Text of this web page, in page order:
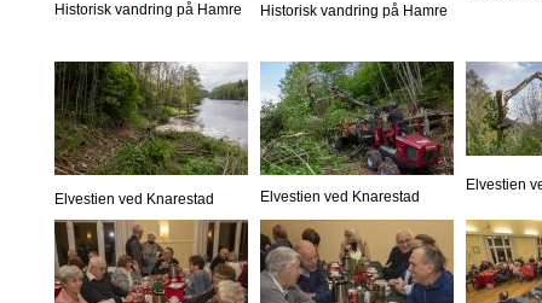
Historisk vandring på Hamre Historisk vandring på Hamre
Elvestien ved Knarestad Elvestien ved Knarestad
Elvestien